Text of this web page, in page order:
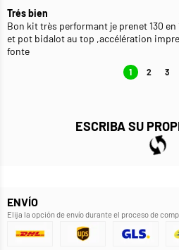
Trés bien
Bon kit très performant je prenet 130
et pot bidalot au top ,accélération
fonte
1 2 3
ESCRIBA SU
ENVÍO
Elija la opción de envío durante el proceso de